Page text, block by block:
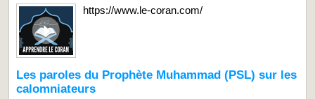
https://www.le-coran.com/
Les paroles du Prophète Muhammad (PSL) sur les
calomniateurs